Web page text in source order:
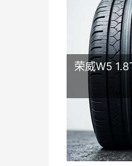
荣威W5